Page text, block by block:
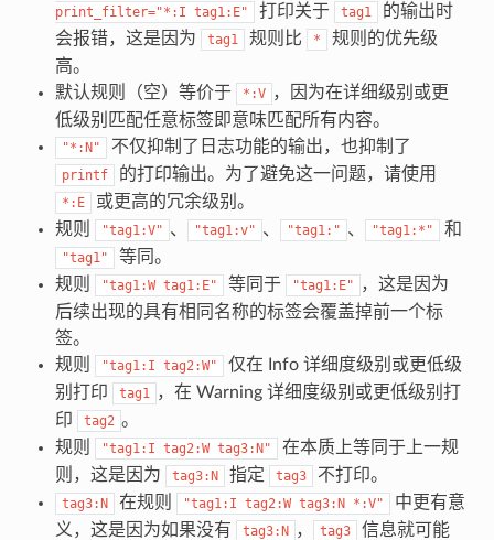
print_filter="*:I tag1:E" 打印关于 tag1
的输出时
会报错，这是因为
tag1 规则比 *
规则的优先级
高。
默认规则（空）等价于
*:V ，因为在详细级别或更
低级别匹配任意标签即意味匹配所有内容。
"*:N" 不仅抑制了日志功能的输出，也抑制了
printf 的打印输出。为了避免这一问题，请使用
*:E
或更高的冗余级别。
规则
"tag1:V" 、 "tag1:v" 、 "tag1:" 、 "tag1:*" 和
"tag1"
等同。
规则
"tag1:W tag1:E" 等同于 "tag1:E"
，这是因为
后续出现的具有相同名称的标签会覆盖掉前一个标
签。
规则
"tag1:I tag2:W"
仅在 Info 详细度级别或更低级
别打印
tag1 ，在 Warning 详细度级别或更低级别打
印
tag2 。
规则
"tag1:I tag2:W tag3:N"
在本质上等同于上一规
则，这是因为
tag3:N 指定 tag3 不打印。
tag3:N 在规则 "tag1:I tag2:W tag3:N *:V"
中更有意
义，这是因为如果没有
tag3:N ， tag3
信息就可能